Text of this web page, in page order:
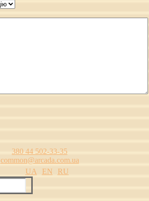
380 44 502-33-35
common@arcada.com.ua
UA
EN
RU